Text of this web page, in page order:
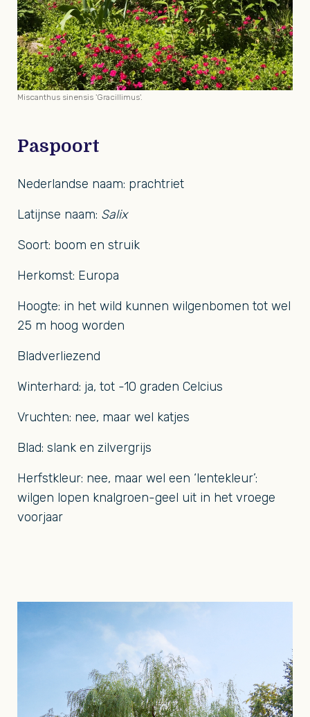
Paspoort
Nederlandse naam: prachtriet
Latijnse naam: Salix
Soort: boom en struik
Herkomst: Europa
Hoogte: in het wild kunnen wilgenbomen tot wel
25 m hoog worden
Bladverliezend
Winterhard: ja, tot -10 graden Celcius
Vruchten: nee, maar wel katjes
Blad: slank en zilvergrijs
Herfstkleur: nee, maar wel een ‘lentekleur’:
wilgen lopen knalgroen-geel uit in het vroege
voorjaar
Miscanthus sinensis 'Gracillimus'.